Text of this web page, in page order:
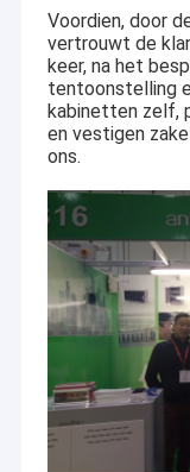
Voordien, door
vertrouwt de
keer, na het
tentoonstelling
kabinetten zelf,
en vestigen
ons.